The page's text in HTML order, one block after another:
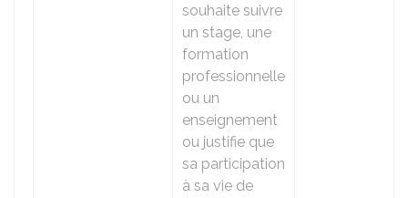
souhaite suivre
un stage, une
formation
professionnelle
ou un
enseignement
ou justifie que
sa participation
à sa vie de